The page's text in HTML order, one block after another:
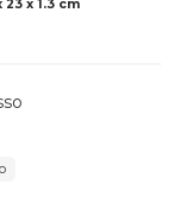
23 x 1.3 cm